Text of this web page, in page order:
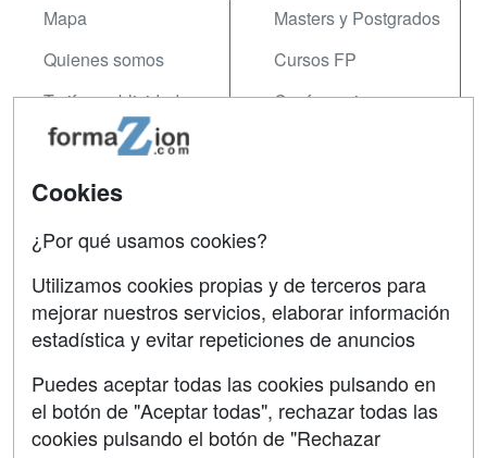
Mapa
Quienes somos
Tarifas publicidad
Acceso Usuarios
Acceso Centros
Masters y Postgrados
Cursos FP
Conferencias
Contactar
Confidencialidad
Aviso legal
Copyleft
Cookies
¿Por qué usamos cookies?
Utilizamos cookies propias y de terceros para
mejorar nuestros servicios, elaborar información
estadística y evitar repeticiones de anuncios
Puedes aceptar todas las cookies pulsando en
el botón de "Aceptar todas", rechazar todas las
cookies pulsando el botón de "Rechazar